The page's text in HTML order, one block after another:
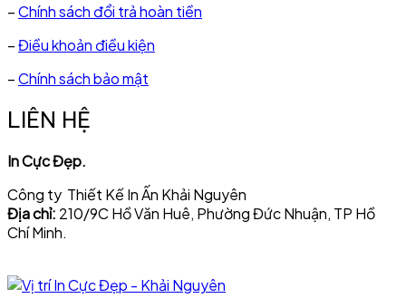
–Chính sách đổi trả hoàn tiền
–Điều khoản điều kiện
–Chính sách bảo mật
LIÊN HỆ
In Cực Đẹp.
Công ty Thiết Kế In Ấn Khải Nguyên
Địa chỉ: 210/9C Hồ Văn Huê, Phường Đức Nhuận, TP Hồ
Chí Minh.